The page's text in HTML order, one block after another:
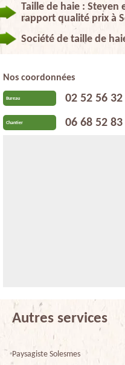
Taille de haie : Steven
rapport qualité prix à
Société de taille de
Nos coordonnées
Bureau 02 52 56 32
Chantier 06 68 52 83
Autres services
Paysagiste Solesmes